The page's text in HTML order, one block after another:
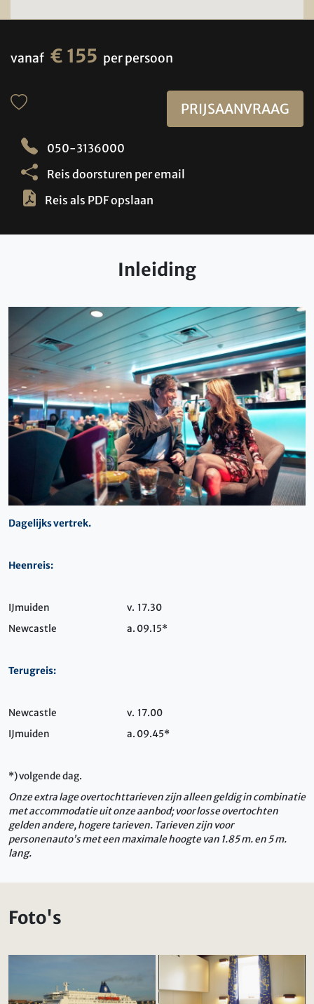
vanaf € 155 per persoon
PRIJSAANVRAAG
050-3136000
Reis doorsturen per email
Reis als PDF opslaan
Inleiding
Dagelijks vertrek.
Heenreis:
IJmuiden
v. 17.30
Newcastle
a. 09.15*
Terugreis:
Newcastle
v. 17.00
IJmuiden
a. 09.45*
*) volgende dag.
Onze extra lage overtochttarieven zijn alleen geldig in combinatie
met accommodatie uit onze aanbod; voor losse overtochten
gelden andere, hogere tarieven. Tarieven zijn voor
personenauto’s met een maximale hoogte van 1.85 m. en 5 m.
lang.
Foto's